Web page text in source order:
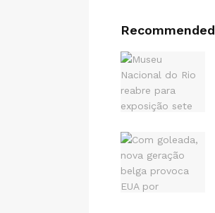
Recommended